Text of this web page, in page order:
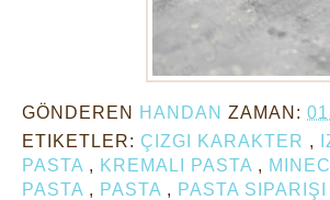
GÖNDEREN HANDAN ZAMAN:
ETIKETLER: ÇIZGI KARAKTER ,
PASTA , KREMALI PASTA ,
PASTA , PASTA , PASTA